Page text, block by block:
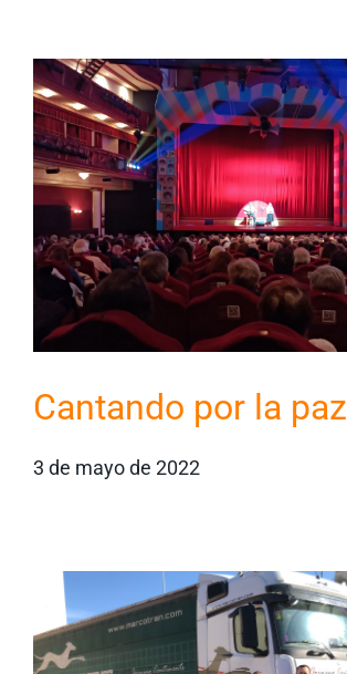
Cantando por la paz
3 de mayo de 2022